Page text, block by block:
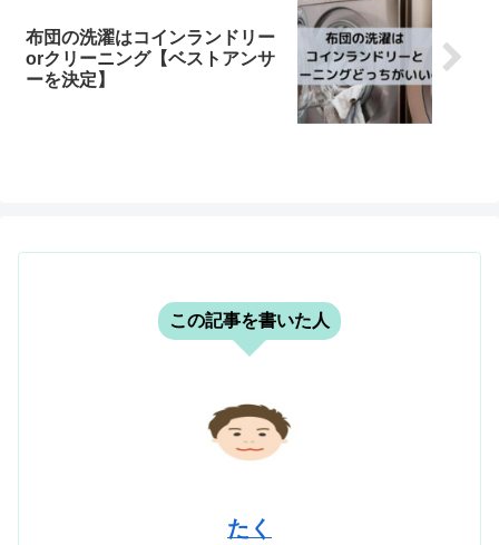
布団の洗濯はコインランドリー
orクリーニング【ベストアンサ
ーを決定】
この記事を書いた人
たく